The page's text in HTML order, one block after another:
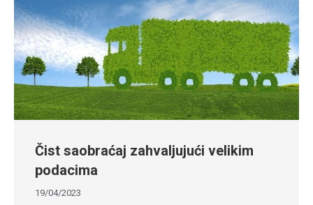
Čist saobraćaj zahvaljujući velikim
podacima
19/04/2023